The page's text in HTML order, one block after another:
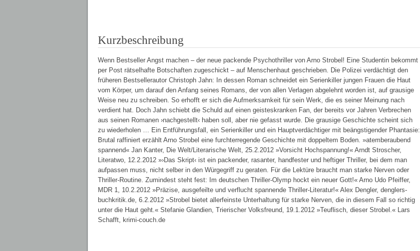
Kurzbeschreibung
Wenn Bestseller Angst machen – der neue packende Psychothriller von Arno Strobel! Eine Studentin bekommt
per Post rätselhafte Botschaften zugeschickt – auf Menschenhaut geschrieben. Die Polizei verdächtigt den
früheren Bestsellerautor Christoph Jahn: In dessen Roman schneidet ein Serienkiller jungen Frauen die Haut
vom Körper, um darauf den Anfang seines Romans, der von allen Verlagen abgelehnt worden ist, auf grausige
Weise neu zu schreiben. So erhofft er sich die Aufmerksamkeit für sein Werk, die es seiner Meinung nach
verdient hat. Doch Jahn schiebt die Schuld auf einen geisteskranken Fan, der bereits vor Jahren Verbrechen
aus seinen Romanen ›nachgestellt‹ haben soll, aber nie gefasst wurde. Die grausige Geschichte scheint sich
zu wiederholen … Ein Entführungsfall, ein Serienkiller und ein Hauptverdächtiger mit beängstigender Phantasie:
Brutal raffiniert erzählt Arno Strobel eine furchterregende Geschichte mit doppeltem Boden. »atemberaubend
spannend« Jan Kanter, Die Welt/Literarische Welt, 25.2.2012 »Vorsicht Hochspannung!« Arndt Stroscher,
Literatwo, 12.2.2012 »›Das Skript‹ ist ein packender, rasanter, handfester und heftiger Thriller, bei dem man
aufpassen muss, nicht selber in den Würgegriff zu geraten. Für die Lektüre braucht man starke Nerven oder
Thriller-Routine. Zumindest steht fest: Im deutschen Thriller-Olymp hockt ein neuer Gott!« Arno Udo Pfeiffer,
MDR 1, 10.2.2012 »Präzise, ausgefeilte und verflucht spannende Thriller-Literatur!« Alex Dengler, denglers-
buchkritik.de, 6.2.2012 »Strobel bietet allerfeinste Unterhaltung für starke Nerven, die in diesem Fall so richtig
unter die Haut geht.« Stefanie Glandien, Trierischer Volksfreund, 19.1.2012 »Teuflisch, dieser Strobel.« Lars
Schafft, krimi-couch.de